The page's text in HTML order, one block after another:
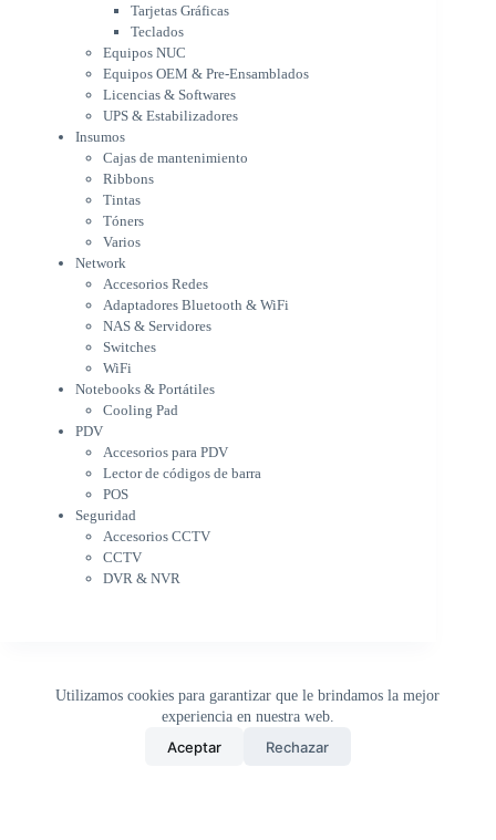
Utilizamos cookies para garantizar que le brindamos la mejor
experiencia en nuestra web.
Aceptar Rechazar
UPS & Estabilizadores
Insumos
Cajas de mantenimiento
Ribbons
Tintas
Tóners
Varios
Network
Accesorios Redes
Adaptadores Bluetooth & WiFi
Switches
WiFi
Notebooks & Portátiles
Cargador para notebook
Cooling Pad
PDV
Accesorios para PDV
Lector de códigos de barra
POS
Seguridad
Accesorios CCTV
CCTV
DVR & NVR
Sin categorizar
Tarjetas Gráficas
Teclados
Equipos NUC
Equipos OEM & Pre-Ensamblados
Licencias & Softwares
UPS & Estabilizadores
Insumos
Cajas de mantenimiento
Ribbons
Tintas
Tóners
Varios
Network
Accesorios Redes
Adaptadores Bluetooth & WiFi
NAS & Servidores
Switches
WiFi
Notebooks & Portátiles
Cooling Pad
PDV
Accesorios para PDV
Lector de códigos de barra
POS
Seguridad
Accesorios CCTV
CCTV
DVR & NVR